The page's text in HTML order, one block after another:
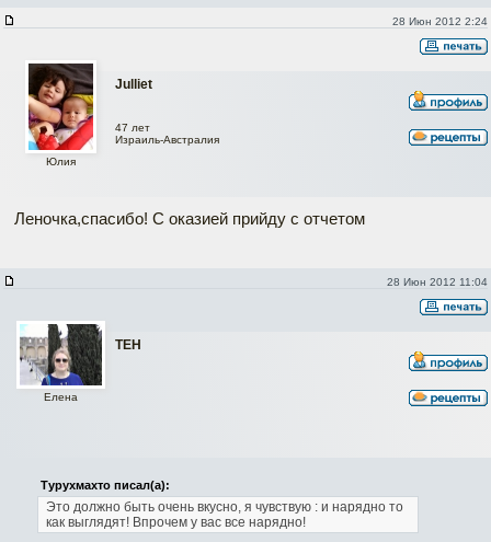
28 Июн 2012 2:24
Julliet
Юлия
47 лет
Израиль-Австралия
Леночка,спасибо! С оказией прийду с отчетом
28 Июн 2012 11:04
ТЕН
Елена
Турухмахто писал(а):
Это должно быть очень вкусно, я чувствую : и нарядно то
как выглядят! Впрочем у вас все нарядно!